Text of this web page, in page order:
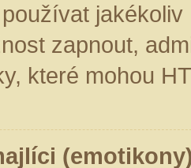
zapnout,
které mohou